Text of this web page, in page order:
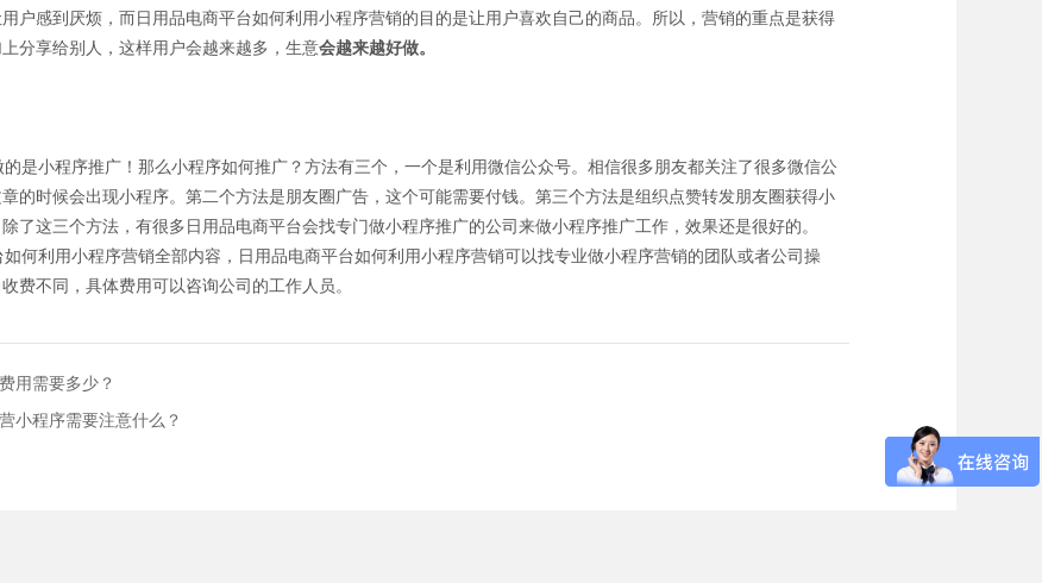
户感到厌烦，而日用品电商平台如何利用小程序营销的目的是让用户喜欢自己的商品。所以，营销的重点是获得
分享给别人，这样用户会越来越多，生意会越来越好做。
是小程序推广！那么小程序如何推广？方法有三个，一个是利用微信公众号。相信很多朋友都关注了很多微信公
的时候会出现小程序。第二个方法是朋友圈广告，这个可能需要付钱。第三个方法是组织点赞转发朋友圈获得小
了这三个方法，有很多日用品电商平台会找专门做小程序推广的公司来做小程序推广工作，效果还是很好的。
何利用小程序营销全部内容，日用品电商平台如何利用小程序营销可以找专业做小程序营销的团队或者公司操
费不同，具体费用可以咨询公司的工作人员。
用需要多少？
小程序需要注意什么？